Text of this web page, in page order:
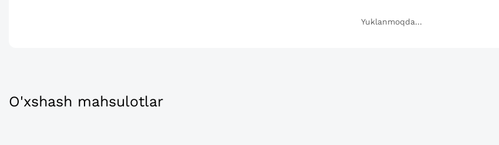
Yuklanmoqda...
O'xshash mahsulotlar